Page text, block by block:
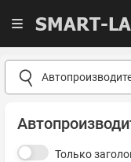
SMART-
Только